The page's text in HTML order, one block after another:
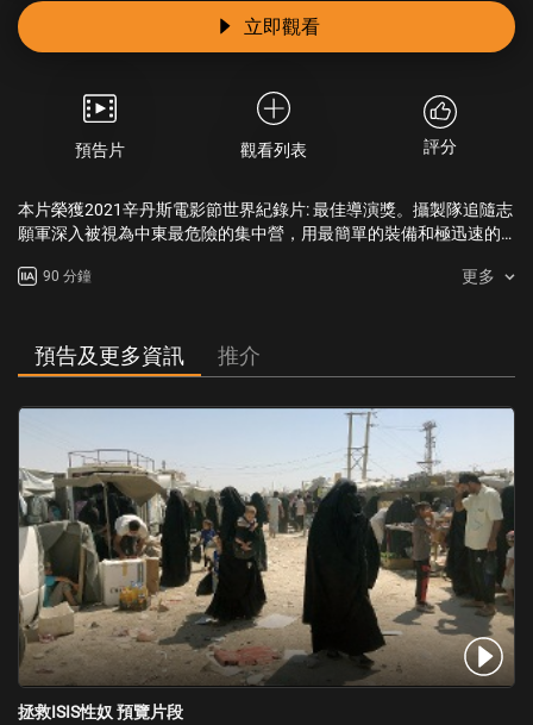
立即觀看
預告片 觀看列表 評分
本片榮獲2021辛丹斯電影節世界紀錄片: 最佳導演獎。攝製隊追隨志
願軍深入被視為中東最危險的集中營，用最簡單的裝備和極迅速的
90 分鐘 更多
預告及更多資訊 推介
拯救ISIS性奴 預覽片段